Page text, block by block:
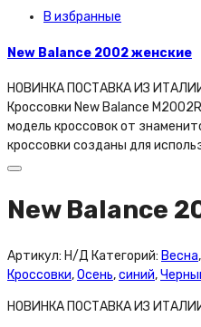
В избранные
New Balance 2002 женские
НОВИНКА ПОСТАВКА ИЗ
Кроссовки New Balance
модель кроссовок от
кроссовки созданы для
New Balance
Артикул: Н/Д Категорий: Весна,
Кроссовки,Осень,синий,
НОВИНКА ПОСТАВКА ИЗ